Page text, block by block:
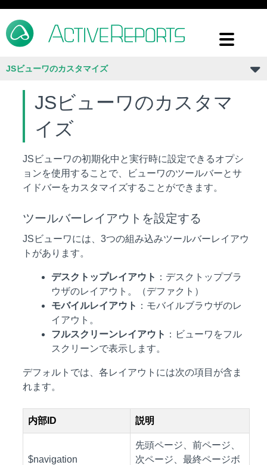
JSビューワのカスタマイズ
JSビューワのカスタマ
イズ
JSビューワの初期化中と実行時に設定できるオプシ
ョンを使用することで、ビューワのツールバーとサ
イドバーをカスタマイズすることができます。
ツールバーレイアウトを設定する
JSビューワには、3つの組み込みツールバーレイアウ
トがあります。
デスクトップレイアウト ：デスクトップブラ
ウザのレイアウト。（デファクト）
モバイルレイアウト ：モバイルブラウザのレ
イアウト。
フルスクリーンレイアウト ：ビューワをフル
スクリーンで表示します。
デフォルトでは、各レイアウトには次の項目が含ま
れます。
内部ID 説明
$navigation
先頭ページ、前ページ、
次ページ、最終ページボ